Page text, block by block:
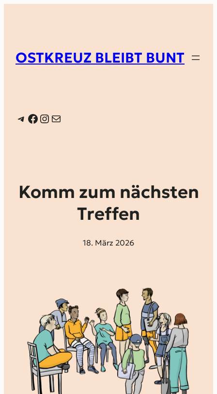
OSTKREUZ BLEIBT BUNT
Telegram
Facebook
Instagram
E-Mail
Komm zum nächsten
Treffen
18. März 2026